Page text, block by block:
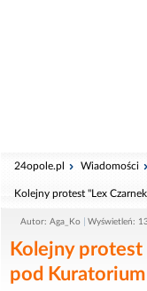
24opole.pl Wiadomości
Kolejny protest "Lex
Autor: Aga_Ko Wyświetleń:
Kolejny protest
pod